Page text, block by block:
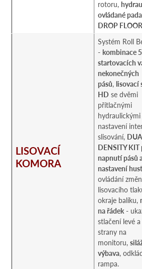
rotoru,
ovládané
DROP
LISOVACÍ
KOMORA
Systém Roll
- kombinace
startovacích
nekonečných
pásů, lisovací
HD se dvěmi
přítlačnými
nastavení
slisování,
DENSITY KIT
napnutí pásů
nastavení
ovládání
lisovacího
okraje balíku,
na řádek -
stlačení levé
strany na
monitoru,
výbava,
rampa.